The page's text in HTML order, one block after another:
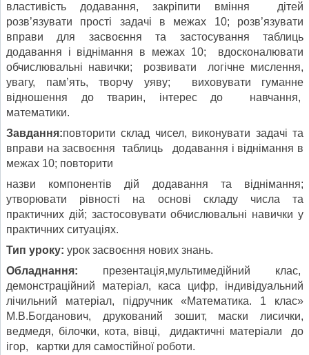
властивість додавання, закріпити вміння дітей
розв’язувати прості задачі в межах 10; розв’язувати
вправи для засвоєння та застосування таблиць
додавання і віднімання в межах 10; вдосконалювати
обчислювальні навички; розвивати логічне мислення,
увагу, пам’ять, творчу уяву; виховувати гуманне
відношення до тварин, інтерес до навчання,
математики.
Завдання:повторити склад чисел, виконувати задачі та
вправи на засвоєння таблиць додавання і віднімання в
межах 10; повторити
назви компонентів дій додавання та віднімання;
утворювати рівності на основі складу числа та
практичних дій; застосовувати обчислювальні навички у
практичних ситуаціях.
Тип уроку: урок засвоєння нових знань.
Обладнання: презентація,мультимедійний клас,
демонстраційний матеріал, каса цифр, індивідуальний
лічильний матеріал, підручник «Математика. 1 клас»
М.В.Богданович, друкований зошит, маски лисички,
ведмедя, білочки, кота, вівці, дидактичні матеріали до
ігор, картки для самостійної роботи.